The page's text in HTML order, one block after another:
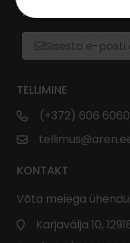
LIITU UUDISKIRJAGA
TELLIMINE
(+372) 606 6060
KONTAKT
Võta meiega
Karjavälja 10,